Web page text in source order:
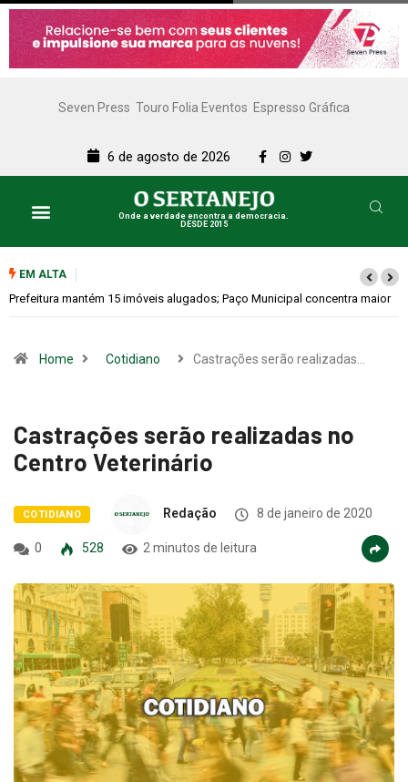
Seven Press Touro Folia Eventos Espresso Gráfica
6 de agosto de 2026
Onde a verdade encontra a democracia.
DESDE 2015
EM ALTA
Colina promove 1º Fórum de Turismo para discutir desenvolvimento
Home Cotidiano Castrações serão realizadas…
Castrações serão realizadas no
Centro Veterinário
COTIDIANO Redação 8 de janeiro de 2020
0 528 2 minutos de leitura